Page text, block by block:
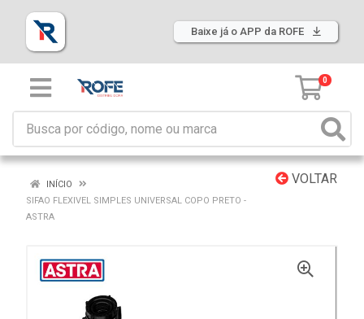
Baixe já o APP da ROFE
0
VOLTAR
INÍCIO
SIFAO FLEXIVEL SIMPLES UNIVERSAL COPO PRETO -
ASTRA